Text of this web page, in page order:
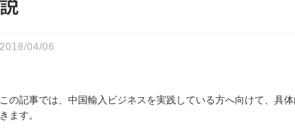
2018/04/06
この記事では、中国輸入ビジネスを実践している方へ向けて、具
きます。